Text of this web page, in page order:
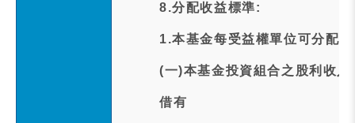
8.分配收益標準:
1.本基金每受益權單位可分配
(一)本基金投資組合之股利收
借有